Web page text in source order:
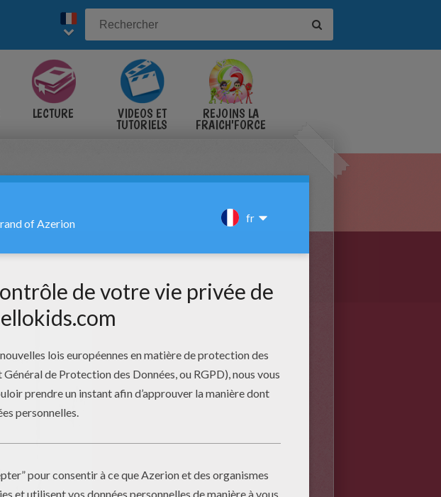
LECTURE VIDÉOS ET
TUTORIELS
REJOINS LA
FRAICH'FORCE